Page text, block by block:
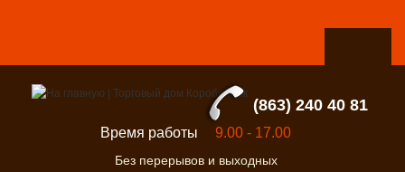
(863) 240 40 81
Время работы 9.00 - 17.00
Без перерывов и выходных